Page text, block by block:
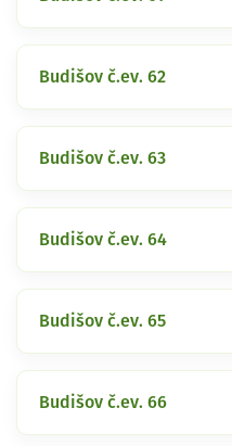
Budišov č.ev. 62
Budišov č.ev. 63
Budišov č.ev. 64
Budišov č.ev. 65
Budišov č.ev. 66